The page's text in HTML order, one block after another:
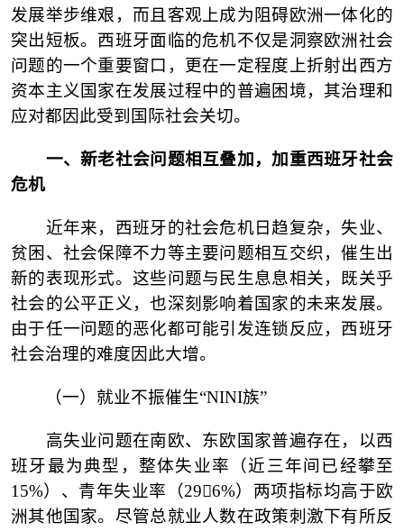
发展举步维艰，而且客观上成为阻碍欧洲一体化的
突出短板。西班牙面临的危机不仅是洞察欧洲社会
问题的一个重要窗口，更在一定程度上折射出西方
资本主义国家在发展过程中的普遍困境，其治理和
应对都因此受到国际社会关切。
一、新老社会问题相互叠加，加重西班牙社会
危机
近年来，西班牙的社会危机日趋复杂，失业、
贫困、社会保障不力等主要问题相互交织，催生出
新的表现形式。这些问题与民生息息相关，既关乎
社会的公平正义，也深刻影响着国家的未来发展。
由于任一问题的恶化都可能引发连锁反应，西班牙
社会治理的难度因此大增。
（一） 就业不振催生“NINI族”
高失业问题在南欧、东欧国家普遍存在，以西
班牙最为典型，整体失业率（近三年间已经攀至
15%）、青年失业率（296%）两项指标均高于欧
洲其他国家。尽管总就业人数在政策刺激下有所反